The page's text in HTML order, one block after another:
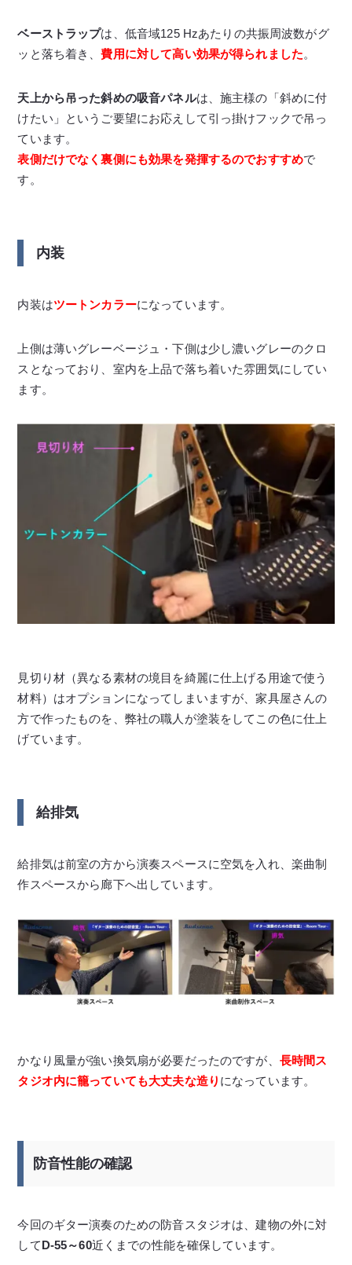
ベーストラップは、低音域125 Hzあたりの共振周波数がグ
ッと落ち着き、費用に対して高い効果が得られました。
天上から吊った斜めの吸音パネルは、施主様の「斜めに付
けたい」というご要望にお応えして引っ掛けフックで吊っ
ています。
表側だけでなく裏側にも効果を発揮するのでおすすめで
す。
内装
内装はツートンカラーになっています。
上側は薄いグレーベージュ・下側は少し濃いグレーのクロ
スとなっており、室内を上品で落ち着いた雰囲気にしてい
ます。
見切り材（異なる素材の境目を綺麗に仕上げる用途で使う
材料）はオプションになってしまいますが、家具屋さんの
方で作ったものを、弊社の職人が塗装をしてこの色に仕上
げています。
給排気
給排気は前室の方から演奏スペースに空気を入れ、楽曲制
作スペースから廊下へ出しています。
かなり風量が強い換気扇が必要だったのですが、 長時間ス
タジオ内に籠っていても大丈夫な造り になっています。
防音性能の確認
今回のギター演奏のための防音スタジオは、建物の外に対
してD-55～60近くまでの性能を確保しています。